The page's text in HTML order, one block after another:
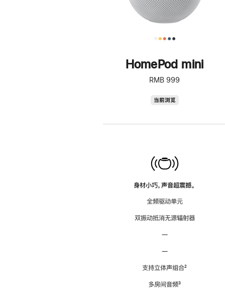
HomePod mini
RMB 999
当前浏览
身材小巧，声音超震撼。
全频驱动单元
双振动抵消无源辐射器
—
—
支持立体声组合脚
²
多房间音频脚
³